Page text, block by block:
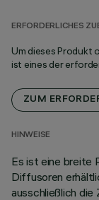
ERFORDERLICHES
Um dieses Produkt
ist eines der
ZUM
HINWEISE
Es ist eine breite
Diffusoren
ausschließlich